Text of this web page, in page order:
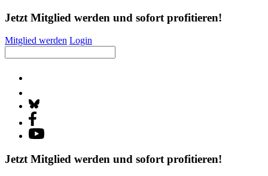
Jetzt Mitglied werden und sofort profitieren!
Mitglied werden Login
Jetzt Mitglied werden und sofort profitieren!